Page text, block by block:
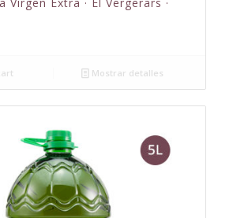
Mostrar detalles